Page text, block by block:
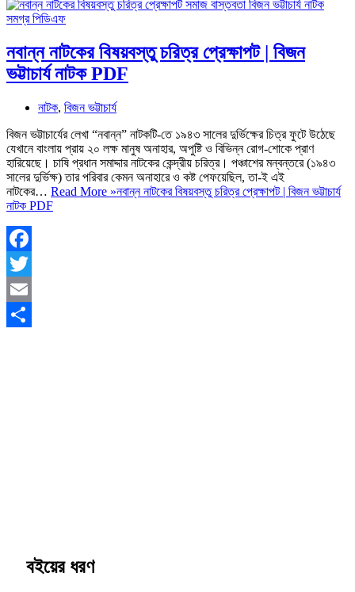
নবান্ন নাটকের বিষয়বস্তু চরিত্র প্রেক্ষাপট | বিজন
ভট্টাচার্য নাটক PDF
নাটক, বিজন ভট্টাচার্য
বিজন ভট্টাচার্যের লেখা “নবান্ন” নাটকটি-তে ১৯৪৩ সালের দুর্ভিক্ষের চিত্র ফুটে উঠেছে
যেখানে বাংলায় প্রায় ২০ লক্ষ মানুষ অনাহার, অপুষ্টি ও বিভিন্ন রোগ-শোকে প্রাণ
হারিয়েছে। চাষি প্রধান সমাদ্দার নাটকের কেন্দ্রীয় চরিত্র। পঞ্চাশের মন্বন্তরে (১৯৪৩
সালের দুর্ভিক্ষ) তার পরিবার কেমন অনাহারে ও কষ্ট পেফয়েছিল, তা-ই এই
নাটকের… Read More »নবান্ন নাটকের বিষয়বস্তু চরিত্র প্রেক্ষাপট | বিজন ভট্টাচার্য
নাটক PDF
Facebook
Twitter
Email
বইয়ের ধরণ